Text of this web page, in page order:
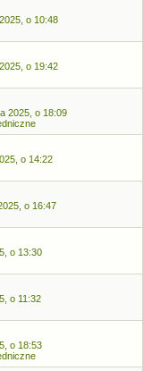
o 10:48
o 19:42
2025, o 18:09
o 14:22
o 16:47
o 13:30
o 11:32
o 18:53